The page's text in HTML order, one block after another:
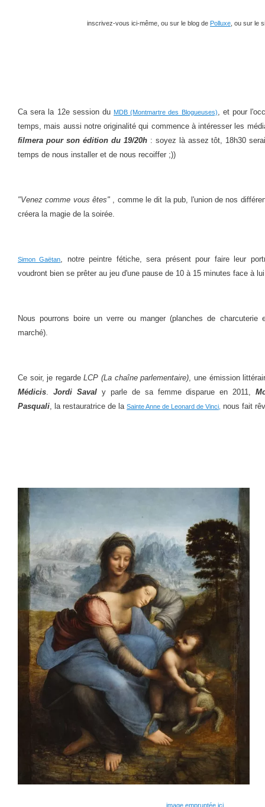
inscrivez-vous ici-même, ou sur le blog de Polluxe , ou sur le
Ca sera la 12e session du MDB (Montmartre des Blogueuses), et pour
temps, mais aussi notre originalité qui commence à intéresser les
filmera pour son édition du 19/20h: soyez là assez tôt, 18h30
temps de nous installer et de nous recoiffer ;))
"Venez comme vous êtes" , comme le dit la pub, l'union de nos
créera la magie de la soirée.
Simon Gaëtan, notre peintre fétiche, sera présent pour faire leur
voudront bien se prêter au jeu d'une pause de 10 à 15 minutes face à
Nous pourrons boire un verre ou manger (planches de
marché).
Ce soir, je regardeLCP (La chaîne parlementaire), une émission
Médicis. Jordi Savaly parle de sa femme disparue en 2011,
Pasquali, la restauratrice de la Sainte Anne de Leonard de Vinci, nous fait
image empruntée ici